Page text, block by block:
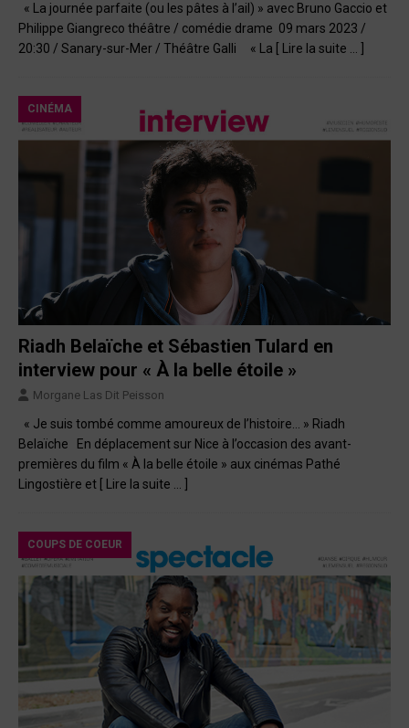
« La journée parfaite (ou les pâtes à l’ail) » avec Bruno Gaccio et
Philippe Giangreco théâtre / comédie drame 09 mars 2023 /
20:30 / Sanary-sur-Mer / Théâtre Galli « La
[ Lire la suite … ]
CINÉMA
Riadh Belaïche et Sébastien Tulard en
interview pour « À la belle étoile »
Morgane Las Dit Peisson
« Je suis tombé comme amoureux de l’histoire… » Riadh
Belaïche En déplacement sur Nice à l’occasion des avant-
premières du film « À la belle étoile » aux cinémas Pathé
Lingostière et
[ Lire la suite … ]
COUPS DE COEUR